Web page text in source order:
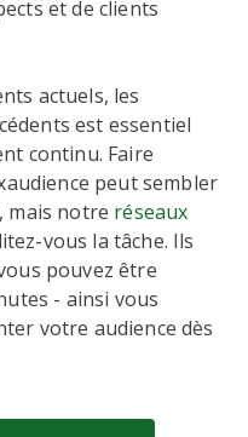
et de clients
actuels, les
est essentiel
continu. Faire
peut sembler
mais notre réseaux
vous la tâche. Ils
pouvez être
- ainsi vous
votre audience dès